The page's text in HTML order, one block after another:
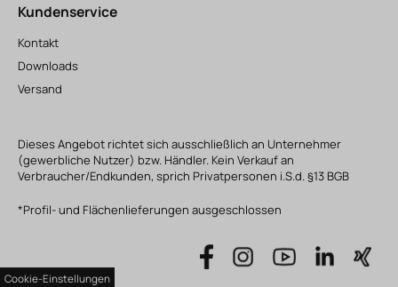
Kundenservice
Kontakt
Downloads
Versand
Dieses Angebot richtet sich ausschließlich an Unternehmer
(gewerbliche Nutzer) bzw. Händler. Kein Verkauf an
Verbraucher/Endkunden, sprich Privatpersonen i.S.d. §13 BGB
*Profil- und Flächenlieferungen ausgeschlossen
Cookie-Einstellungen